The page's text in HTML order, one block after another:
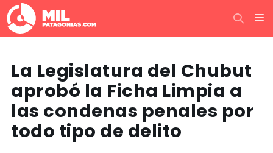
La Legislatura del Chubut
aprobó la Ficha Limpia a
las condenas penales por
todo tipo de delito